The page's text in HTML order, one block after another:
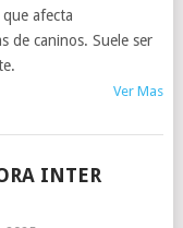
afecta
de caninos. Suele ser
Ver Mas
INTER